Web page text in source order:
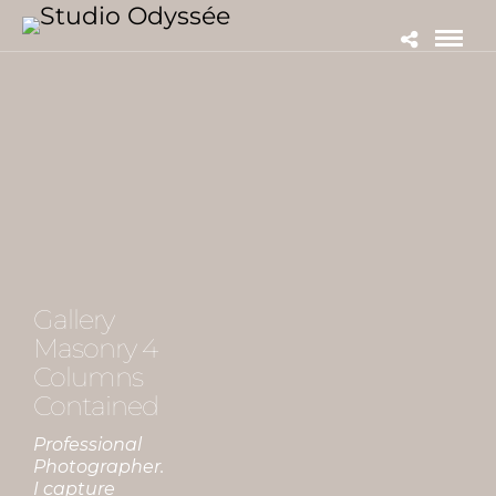
Gallery
Masonry 4
Columns
Contained
Professional
Photographer.
I capture